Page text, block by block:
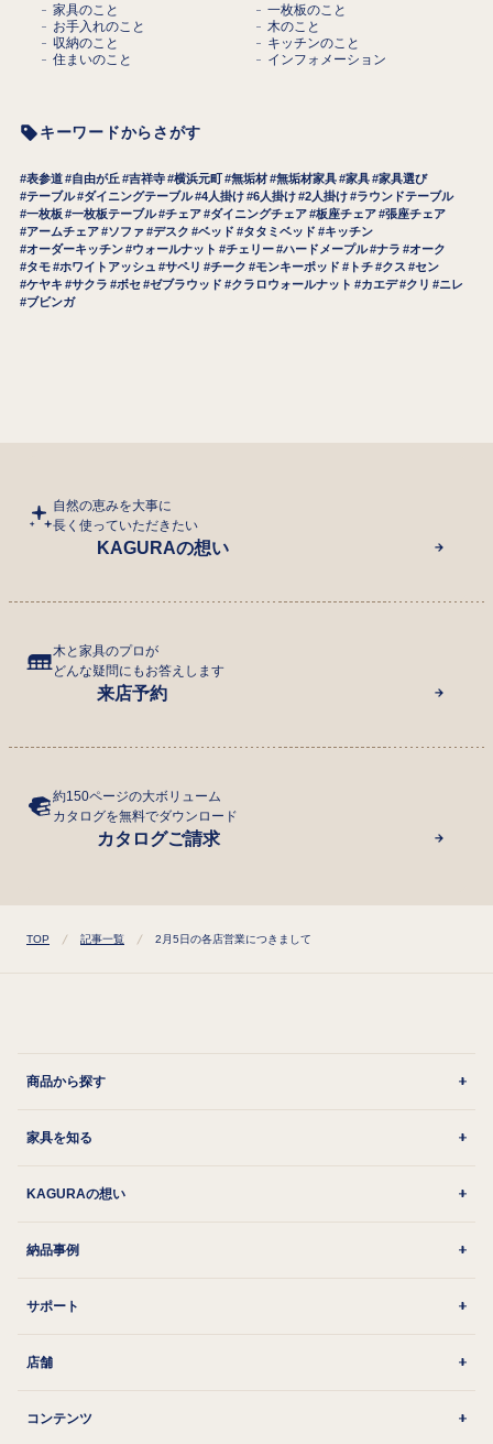
家具のこと
一枚板のこと
お手入れのこと
木のこと
収納のこと
キッチンのこと
住まいのこと
インフォメーション
キーワードからさがす
表参道 自由が丘 吉祥寺 横浜元町 無垢材 無垢材家具 家具
家具選び
テーブル
ダイニングテーブル 4人掛け 6人掛け 2人掛け
ラウンドテーブル
一枚板
一枚板テーブル チェア ダイニングチェア 板座チェア
張座チェア
アームチェア
ソファ デスク ベッド タタミベッド
キッチン
オーダーキッチン
ウォールナット チェリー ハードメープル ナラ
オーク
タモ
ホワイトアッシュ サペリ チーク モンキーポッド トチ クス
セン
ケヤキ
サクラ ボセ ゼブラウッド クラロウォールナット カエデ クリ
ニレ
ブビンガ
自然の恵みを大事に
長く使っていただきたい
KAGURAの想い
木と家具のプロが
どんな疑問にもお答えします
来店予約
約150ページの大ボリューム
カタログを無料でダウンロード
カタログご請求
TOP 記事一覧 2月5日の各店営業につきまして
商品から探す
家具を知る
KAGURAの想い
納品事例
サポート
店舗
コンテンツ